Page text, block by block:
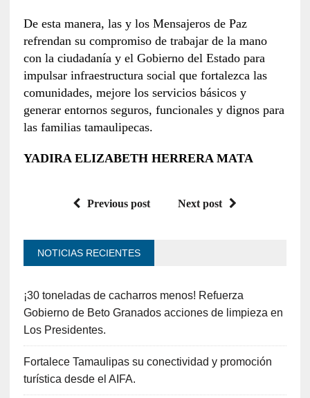
De esta manera, las y los Mensajeros de Paz
refrendan su compromiso de trabajar de la mano
con la ciudadanía y el Gobierno del Estado para
impulsar infraestructura social que fortalezca las
comunidades, mejore los servicios básicos y
generar entornos seguros, funcionales y dignos para
las familias tamaulipecas.
YADIRA ELIZABETH HERRERA MATA
Previous post Next post
NOTICIAS RECIENTES
¡30 toneladas de cacharros menos! Refuerza
Gobierno de Beto Granados acciones de limpieza en
Los Presidentes.
Fortalece Tamaulipas su conectividad y promoción
turística desde el AIFA.